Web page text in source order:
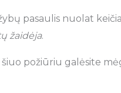
pasaulis nuolat
žaidėja.
požiūriu galėsite